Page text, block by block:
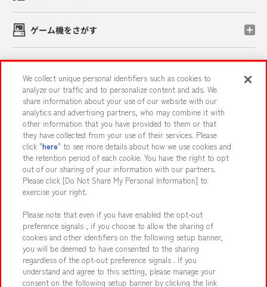
ゲーム機をさがす
イベント・キャンペーン
関連会社 サステナビリティ サイトポリシー
プライバシーポリシー ウェブアクセシビリティ方針と検証結果
お取引先さまとともに
カスタマーハラスメント対応方針 よくあるご質問・お問い合わせ
We collect unique personal identifiers such as cookies to
analyze our traffic and to personalize content and ads. We
share information about your use of our website with our
analytics and advertising partners, who may combine it with
other information that you have provided to them or that
they have collected from your use of their services. Please
click "here" to see more details about how we use cookies and
the retention period of each cookie. You have the right to opt
out of our sharing of your information with our partners.
Please click [Do Not Share My Personal Information] to
exercise your right.
Please note that even if you have enabled the opt-out
preference signals , if you choose to allow the sharing of
cookies and other identifiers on the following setup banner,
you will be deemed to have consented to the sharing
regardless of the opt-out preference signals . If you
understand and agree to this setting, please manage your
consent on the following setup banner by clicking the link